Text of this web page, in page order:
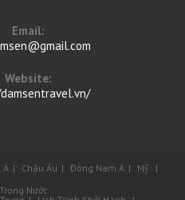
Email:
application
Website:
Á Châu Âu Đông Nam Á
Mỹ
Nước